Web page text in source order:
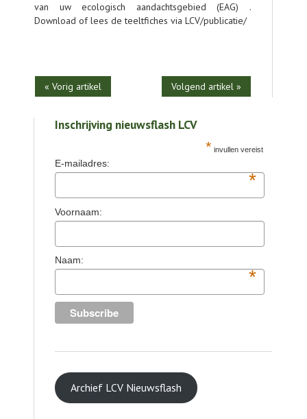
van uw ecologisch aandachtsgebied (EAG) .
Download of lees de teeltfiches via LCV/publicatie/
« Vorig artikel Volgend artikel »
Inschrijving nieuwsflash LCV
* invullen vereist
E-mailadres:
*
Voornaam:
Naam:
*
Archief LCV Nieuwsflash